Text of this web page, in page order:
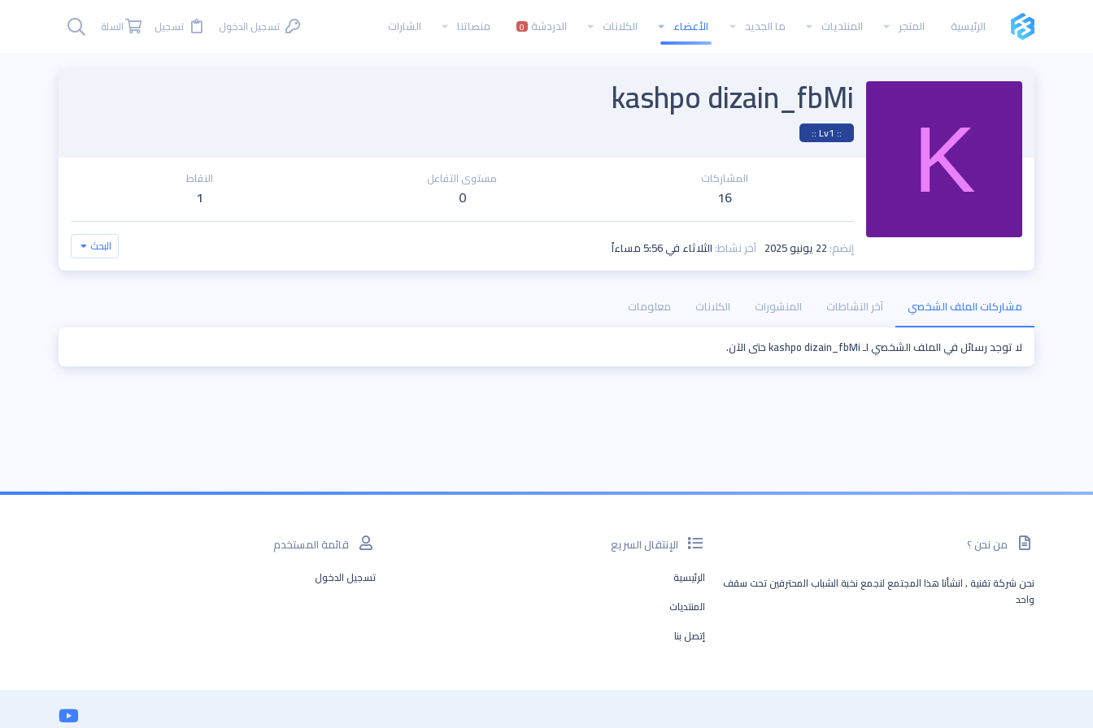
الرئيسية المتجر المنتديات ما الجديد الأعضاء الكلانات الدردشة 0 منصاتنا الشارات تسجيل الدخول تسجيل السلة
K
kashpo dizain_fbMi
:: Lv1 ::
المشاركات
16
مستوى التفاعل
0
النقاط
1
إنضم 22 يونيو 2025 آخر نشاط الثلاثاء في 5:56 مساءاً البحث
مشاركات الملف الشخصي آخر النشاطات المنشورات الكلانات معلومات
لا توجد رسائل في الملف الشخصي لـ kashpo dizain_fbMi حتى الآن.
من نحن ؟
نحن شركة تقنية , انشأنا هذا المجتمع لنجمع نخبة الشباب المحترفين تحت سقف
واحد
الإنتقال السريع
الرئيسية
المنتديات
إتصل بنا
قائمة المستخدم
تسجيل الدخول